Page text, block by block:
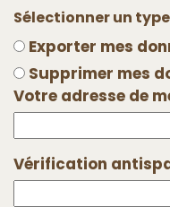
Sélectionner un
Exporter mes
Supprimer mes
Votre adresse de
Vérification